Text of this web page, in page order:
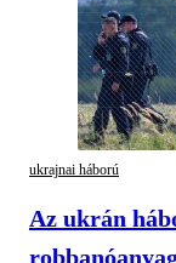
ukrajnai háború
Az ukrán